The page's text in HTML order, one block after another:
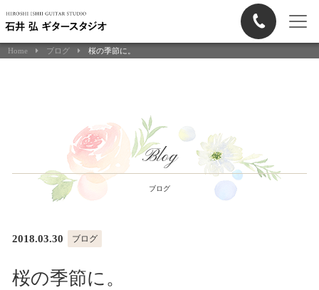
Home ブログ 桜の季節に。
Blog
ブログ
2018.03.30 ブログ
桜の季節に。